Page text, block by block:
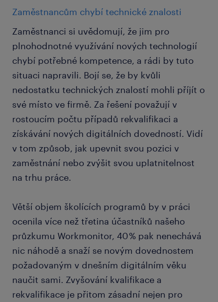
Zaměstnancům chybí technické znalosti
Zaměstnanci si uvědomují, že jim pro
plnohodnotné využívání nových technologií
chybí potřebné kompetence, a rádi by tuto
situaci napravili. Bojí se, že by kvůli
nedostatku technických znalostí mohli příjít o
své místo ve firmě. Za řešení považují v
rostoucím počtu případů rekvalifikaci a
získávání nových digitálních dovedností. Vidí
v tom způsob, jak upevnit svou pozici v
zaměstnání nebo zvýšit svou uplatnitelnost
na trhu práce.
Větší objem školících programů by v práci
ocenila více než třetina účastníků našeho
průzkumu Workmonitor, 40 % pak nenechává
nic náhodě a snaží se novým dovednostem
požadovaným v dnešním digitálním věku
naučit sami. Zvyšování kvalifikace a
rekvalifikace je přitom zásadní nejen pro